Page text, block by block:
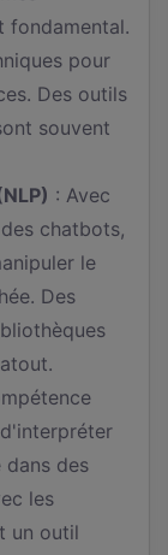
fondamental.
pour
Des outils
souvent
: Avec
chatbots,
le
Des
dans des
les
un outil